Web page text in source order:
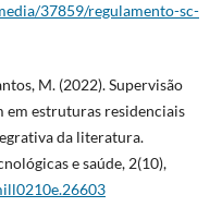
37859/regulamento-sc-
M. (2022). Supervisão
em estruturas residenciais
da literatura.
e saúde, 2(10),